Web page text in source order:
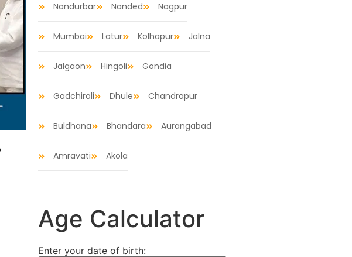
Nandurbar Nanded Nagpur
Mumbai Latur Kolhapur Jalna
Jalgaon Hingoli Gondia
Gadchiroli Dhule Chandrapur
Buldhana Bhandara Aurangabad
Amravati Akola
Age Calculator
Enter your date of birth: